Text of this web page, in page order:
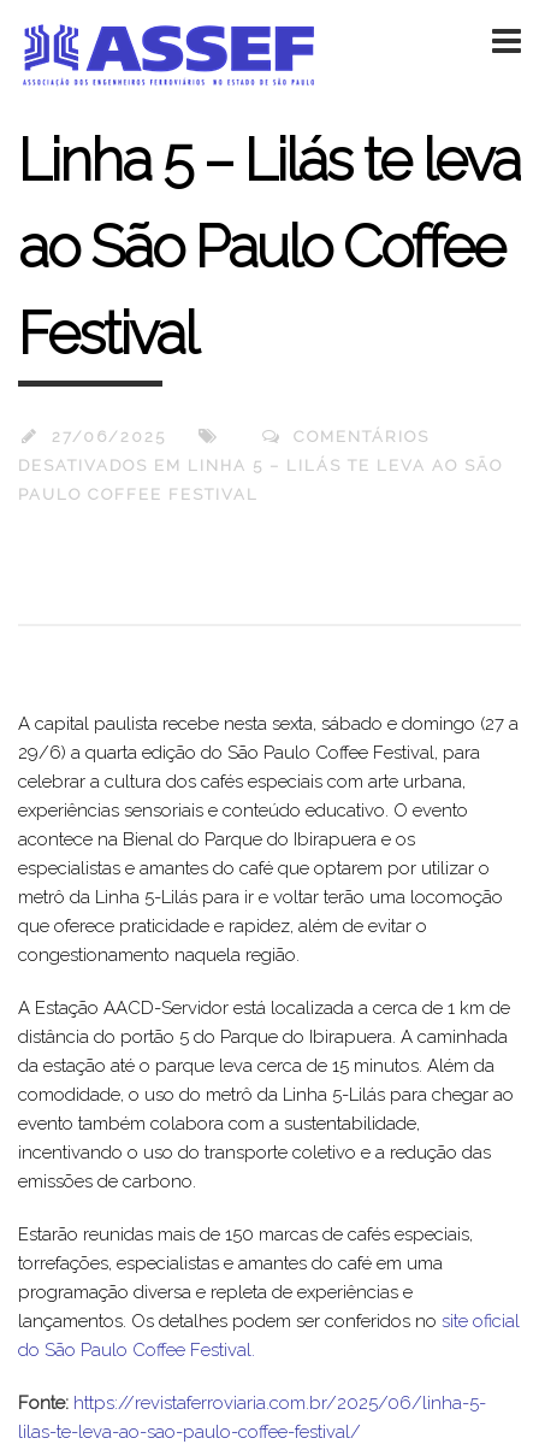
Linha 5 – Lilás te leva
ao São Paulo Coffee
Festival
27/06/2025
COMENTÁRIOS
DESATIVADOS EM LINHA 5 – LILÁS TE LEVA AO SÃO
PAULO COFFEE FESTIVAL
A capital paulista recebe nesta sexta, sábado e domingo (27 a
29/6) a quarta edição do São Paulo Coffee Festival, para
celebrar a cultura dos cafés especiais com arte urbana,
experiências sensoriais e conteúdo educativo. O evento
acontece na Bienal do Parque do Ibirapuera e os
especialistas e amantes do café que optarem por utilizar o
metrô da Linha 5-Lilás para ir e voltar terão uma locomoção
que oferece praticidade e rapidez, além de evitar o
congestionamento naquela região.
A Estação AACD-Servidor está localizada a cerca de 1 km de
distância do portão 5 do Parque do Ibirapuera. A caminhada
da estação até o parque leva cerca de 15 minutos. Além da
comodidade, o uso do metrô da Linha 5-Lilás para chegar ao
evento também colabora com a sustentabilidade,
incentivando o uso do transporte coletivo e a redução das
emissões de carbono.
Estarão reunidas mais de 150 marcas de cafés especiais,
torrefações, especialistas e amantes do café em uma
programação diversa e repleta de experiências e
lançamentos. Os detalhes podem ser conferidos no site oficial
do São Paulo Coffee Festival.
Fonte: https://revistaferroviaria.com.br/2025/06/linha-5-
lilas-te-leva-ao-sao-paulo-coffee-festival/